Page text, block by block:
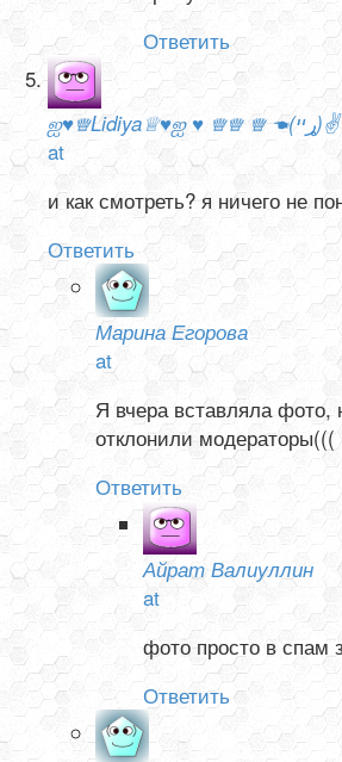
Ответить
ஐ♥♕Lidiya♕♥ஐ ♥ ♕♕ ♕ ☚(ړײ)✌
at
и как смотреть? я ничего не
Ответить
Марина Егорова
at
Я вчера вставляла фото,
отклонили модераторы(((
Ответить
Айрат Валиуллин
at
фото просто в спам
Ответить